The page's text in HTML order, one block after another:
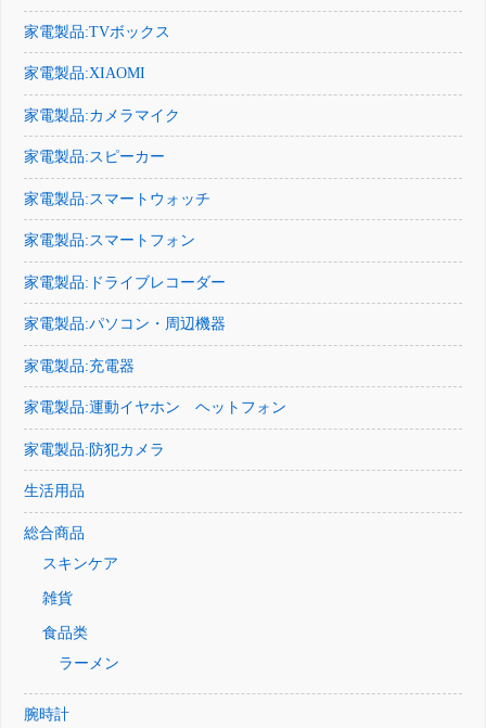
家電製品:TVボックス
家電製品:XIAOMI
家電製品:カメラマイク
家電製品:スピーカー
家電製品:スマートウォッチ
家電製品:スマートフォン
家電製品:ドライブレコーダー
家電製品:パソコン・周辺機器
家電製品:充電器
家電製品:運動イヤホン ヘットフォン
家電製品:防犯カメラ
生活用品
総合商品
スキンケア
雑貨
食品类
ラーメン
腕時計